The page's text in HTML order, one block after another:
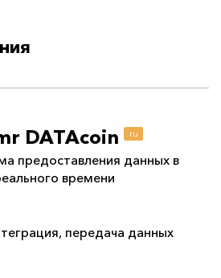
DATAcoin ru
предоставления данных в
времени
, передача данных